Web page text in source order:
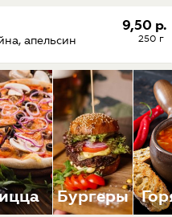
9,50 р.
250 г
апельсин
Бургеры